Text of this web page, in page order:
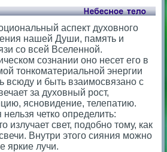
аспект духовного
нашей Души, память и
со всей Вселенной.
сознании оно несет его в
тонкоматериальной энергии
всюду и быть взаимосвязано с
за духовный рост,
ясновидение, телепатию.
четко определить:
излучает свет, подобно тому, как
Внутри этого сияния можно
яркие лучи.